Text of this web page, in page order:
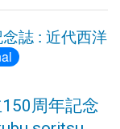
誌 : 近代西洋
周年記念